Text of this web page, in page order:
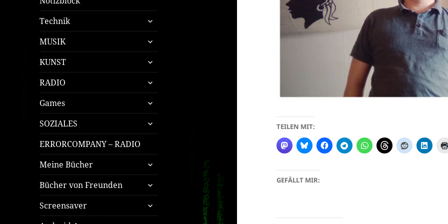
Technik
untermenü
öffnen
MUSIK
untermenü
öffnen
KUNST
untermenü
öffnen
RADIO
untermenü
öffnen
Games
untermenü
öffnen
SOZIALES
untermenü
öffnen
ERRORCOMPANY – RADIO
Meine Bücher
untermenü
öffnen
Bücher von Freunden
untermenü
öffnen
Screensaver
untermenü
öffnen
TEILEN MIT:
GEFÄLLT MIR: